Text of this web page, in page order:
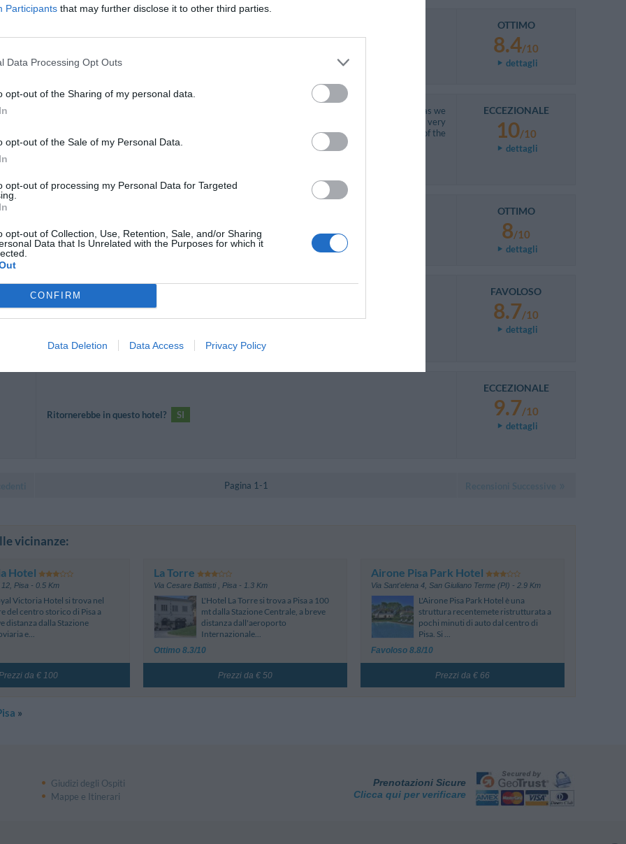
Participants that may further disclose it to other third parties.
Data Processing Opt Outs
opt-out of the Sharing of my personal data.
opt-out of the Sale of my Personal Data.
opt-out of processing my Personal Data for Targeted
opt-out of Collection, Use, Retention, Sale, and/or Sharing
Data that Is Unrelated with the Purposes for which it
CONFIRM
Data Deletion Data Access Privacy Policy
OTTIMO
8.4/10
dettagli
Very good communication before we arrived, and on arrival. I wish we had had mosquito nets, as we
suffered with bites at night. Apart from this, we had a wonderful holiday, and were made to feel very
welcome. I would definitely recommend this apartment, and would not hesitate to book at one of the
other Vacanze Toscane apartments. Many thanks.
ECCEZIONALE
10/10
dettagli
Ritornerebbe in questo hotel? NON SO
OTTIMO
8/10
dettagli
Ritornerebbe in questo hotel? SI
FAVOLOSO
8.7/10
dettagli
Ritornerebbe in questo hotel? SI
ECCEZIONALE
9.7/10
dettagli
Pagina 1-1
vicinanze:
Hotel
12 Pisa - 0.5 Km
Victoria Hotel si trova nel
del centro storico di Pisa a
distanza dalla Stazione
e...
Prezzi da € 100
La Torre
Via Cesare Battisti Pisa - 1.3 Km
L'Hotel La Torre si trova a Pisa a 100
mt dalla Stazione Centrale, a breve
distanza dall'aeroporto
Internazionale...
Ottimo 8.3/10
Prezzi da € 50
Airone Pisa Park Hotel
Via Sant'elena 4, San Giuliano Terme (PI) - 2.9 Km
L'Airone Pisa Park Hotel è una
struttura recentemete ristrutturata a
pochi minuti di auto dal centro di
Pisa. Si ...
Favoloso 8.8/10
Prezzi da € 66
»
Giudizi degli Ospiti
Mappe e Itinerari
Prenotazioni Sicure
Clicca qui per verificare